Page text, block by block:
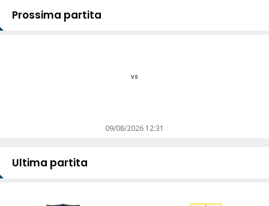
Prossima partita
vs
09/08/2026 12:31
Ultima partita